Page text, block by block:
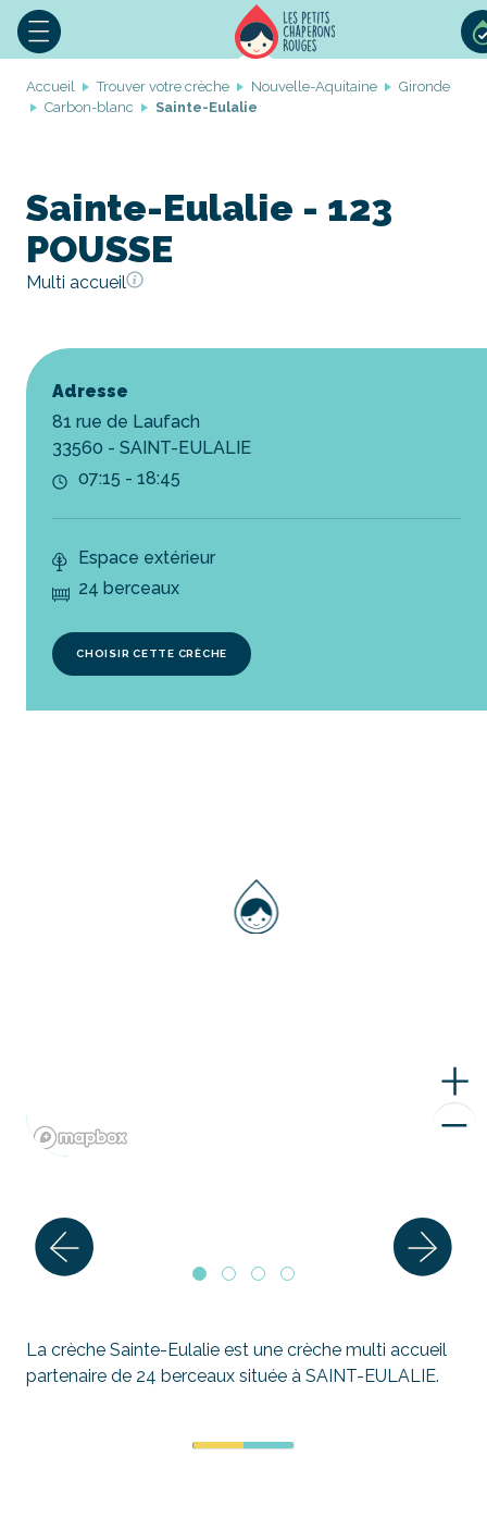
Accueil Trouver votre crèche Nouvelle-Aquitaine
Gironde
Carbon-blanc
Sainte-Eulalie
Sainte-Eulalie - 123
POUSSE
Multi accueil
Adresse
81 rue de Laufach
33560 - SAINT-EULALIE
07:15 - 18:45
Espace extérieur
24 berceaux
CHOISIR CETTE CRÈCHE
La crèche Sainte-Eulalie est une crèche multi accueil
partenaire de 24 berceaux située à SAINT-EULALIE.